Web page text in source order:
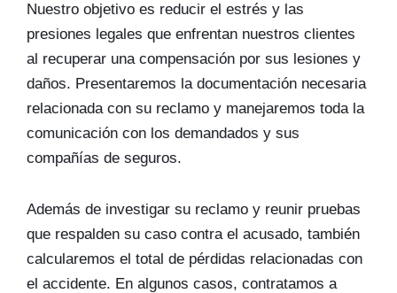
Nuestro objetivo es reducir el estrés y las
presiones legales que enfrentan nuestros clientes
al recuperar una compensación por sus lesiones y
daños. Presentaremos la documentación necesaria
relacionada con su reclamo y manejaremos toda la
comunicación con los demandados y sus
compañías de seguros.
Además de investigar su reclamo y reunir pruebas
que respalden su caso contra el acusado, también
calcularemos el total de pérdidas relacionadas con
el accidente. En algunos casos, contratamos a